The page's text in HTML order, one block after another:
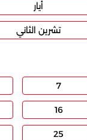
أيار
تشرين الثاني
7
16
25